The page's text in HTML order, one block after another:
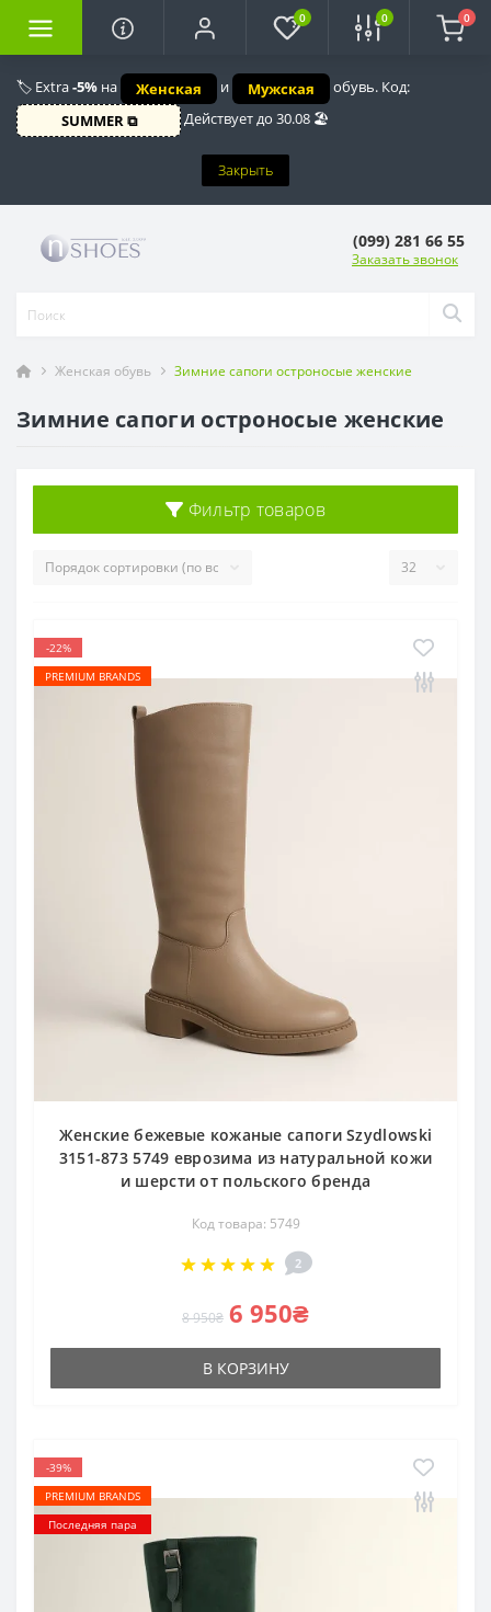
🏷️ Extra-5% на Женская и Мужская
обувь. Код:
SUMMER ⧉
Действует до 30.08 🏖️
Закрыть
0 0 0
(099) 281 66 55
Заказать звонок
Женская обувь Зимние сапоги остроносые женские
Зимние сапоги остроносые женские
Фильтр товаров
-22%
PREMIUM BRANDS
Женские бежевые кожаные сапоги Szydlowski
3151-873 5749 еврозима из натуральной кожи
и шерсти от польского бренда
Код товара: 5749
2
8 950₴ 6 950₴
В КОРЗИНУ
-39%
PREMIUM BRANDS
Последняя пара